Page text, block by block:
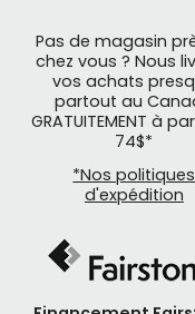
Pas de magasin
chez vous ? Nous
vos achats
partout au
GRATUITEMENT à
74$*
*Nos politiques
d'expédition